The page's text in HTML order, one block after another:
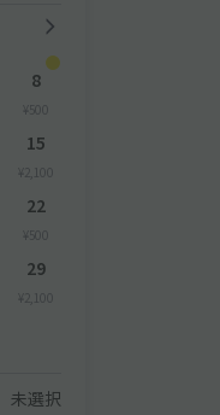
8
¥500
15
¥2,100
22
¥500
29
¥2,100
未選択